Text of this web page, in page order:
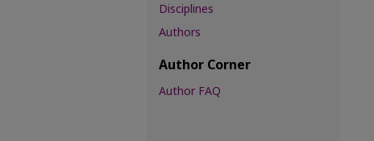
Disciplines
Authors
Author Corner
Author FAQ